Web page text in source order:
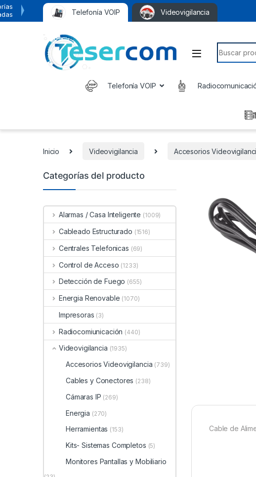
Telefonía VOIP Videovigilancia
Search for:
Telefonía VOIP
Inicio Videovigilancia Accesorios
Cable de
Categorías del producto
Alarmas / Casa Inteligente (1009)
Cableado Estructurado (1516)
Centrales Telefonicas (69)
Control de Acceso (1233)
Detección de Fuego (655)
Energia Renovable (1070)
Impresoras (3)
Radiocomiunicación (440)
Videovigilancia (1935)
Accesorios Videovigilancia (739)
Cables y Conectores (238)
Cámaras IP (269)
Energia (270)
Herramientas (153)
Kits- Sistemas Completos (5)
Monitores Pantallas y Mobiliario